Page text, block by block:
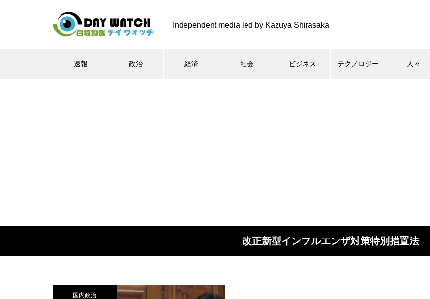
Independent media led by Kazuya Shirasaka
速報 政治 経済 社会 ビジネス テクノロジー 人々
改正新型インフルエンザ対策特別措置法
国内政治